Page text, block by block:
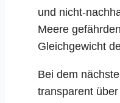
und nicht-
Meere
Gleichgewicht
Bei dem
transparent